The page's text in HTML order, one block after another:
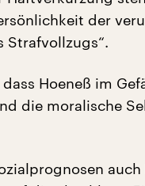
der
Strafvollzugs“.
Hoeneß im
die moralische